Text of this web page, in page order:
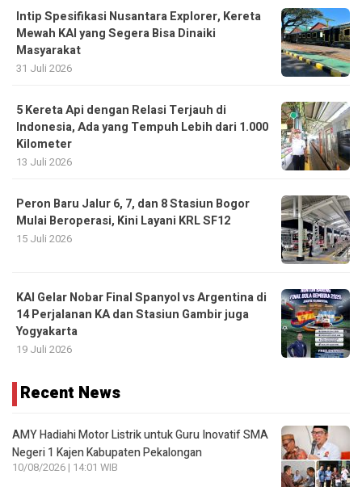
Intip Spesifikasi Nusantara Explorer, Kereta
Mewah KAI yang Segera Bisa Dinaiki
Masyarakat
31 Juli 2026
5 Kereta Api dengan Relasi Terjauh di
Indonesia, Ada yang Tempuh Lebih dari 1.000
Kilometer
13 Juli 2026
Peron Baru Jalur 6, 7, dan 8 Stasiun Bogor
Mulai Beroperasi, Kini Layani KRL SF12
15 Juli 2026
KAI Gelar Nobar Final Spanyol vs Argentina di
14 Perjalanan KA dan Stasiun Gambir juga
Yogyakarta
19 Juli 2026
Recent News
AMY Hadiahi Motor Listrik untuk Guru Inovatif SMA
Negeri 1 Kajen Kabupaten Pekalongan
10/08/2026 | 14:01 WIB